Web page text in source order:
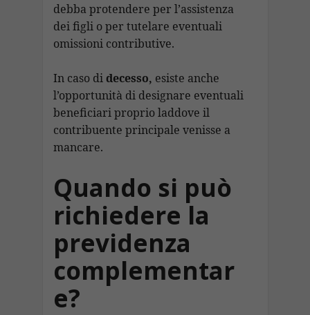
debba protendere per l’assistenza
dei figli o per tutelare eventuali
omissioni contributive.
In caso di decesso, esiste anche
l’opportunità di designare eventuali
beneficiari proprio laddove il
contribuente principale venisse a
mancare.
Quando si può
richiedere la
previdenza
complementar
e?